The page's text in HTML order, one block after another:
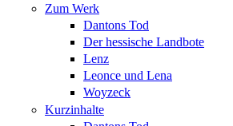
Zum Werk
Dantons Tod
Der hessische Landbote
Lenz
Leonce und Lena
Woyzeck
Kurzinhalte